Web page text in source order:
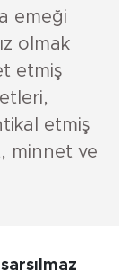
emeği
olmak
etmiş
etmiş
minnet ve